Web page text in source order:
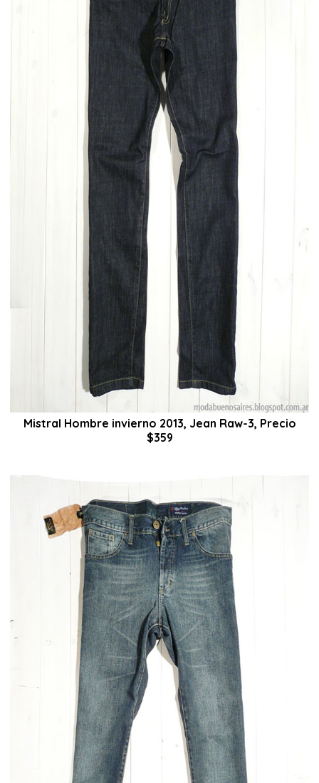
Mistral Hombre invierno 2013, Jean Raw-3, Precio
$359